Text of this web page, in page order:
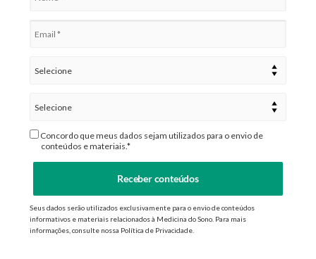
Concordo que meus dados sejam utilizados para o envio de
conteúdos e materiais.*
Receber conteúdos
Seus dados serão utilizados exclusivamente para o envio de conteúdos
informativos e materiais relacionados à Medicina do Sono. Para mais
informações, consulte nossa Política de Privacidade.